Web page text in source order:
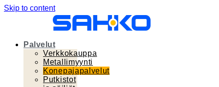
Skip to content
Palvelut
Verkkokauppa
Metallimyynti
Konepajapalvelut
Putkistot